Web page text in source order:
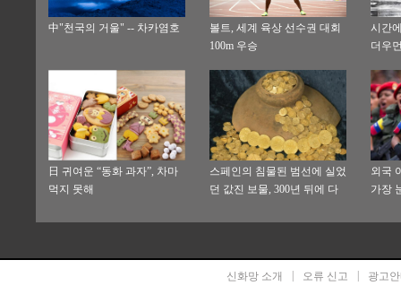
中"천국의 거울" -- 차카염호
볼트, 세계 육상 선수권 대회
100m 우승
시간
더우
日 귀여운 “동화 과자”, 차마
먹지 못해
스페인의 침물된 범선에 실었
던 값진 보물, 300년 뒤에 다
외국
가장